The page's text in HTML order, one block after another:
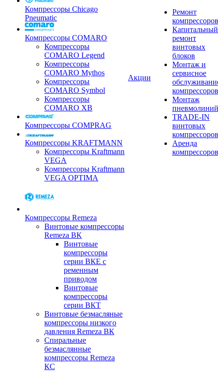
Компрессоры Chicago
Pneumatic
Компрессоры COMARO
Компрессоры
COMARO Legend
Компрессоры
COMARO Mythos
Компрессоры
COMARO Symbol
Компрессоры
COMARO XB
Компрессоры COMPRAG
Компрессоры KRAFTMANN
Компрессоры Kraftmann
VEGA
Компрессоры Kraftmann
VEGA OPTIMA
Компрессоры Remeza
Винтовые компрессоры
Remeza ВК
Винтовые
компрессоры
серии ВКЕ с
ременным
приводом
Винтовые
компрессоры
серии ВКТ
Винтовые безмасляные
компрессоры низкого
давления Remeza ВК
Спиральные
безмаслянные
компрессоры Remeza
КС
Акции
Ремонт
компрессоров
Капитальный
ремонт
винтовых
блоков
Монтаж и
сервисное
компрессоров
Монтаж
пневмолиний
TRADE-IN
винтовых
компрессоров
Аренда
компрессоров